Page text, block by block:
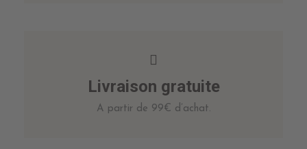
Livraison gratuite
A partir de 99€ d’achat.